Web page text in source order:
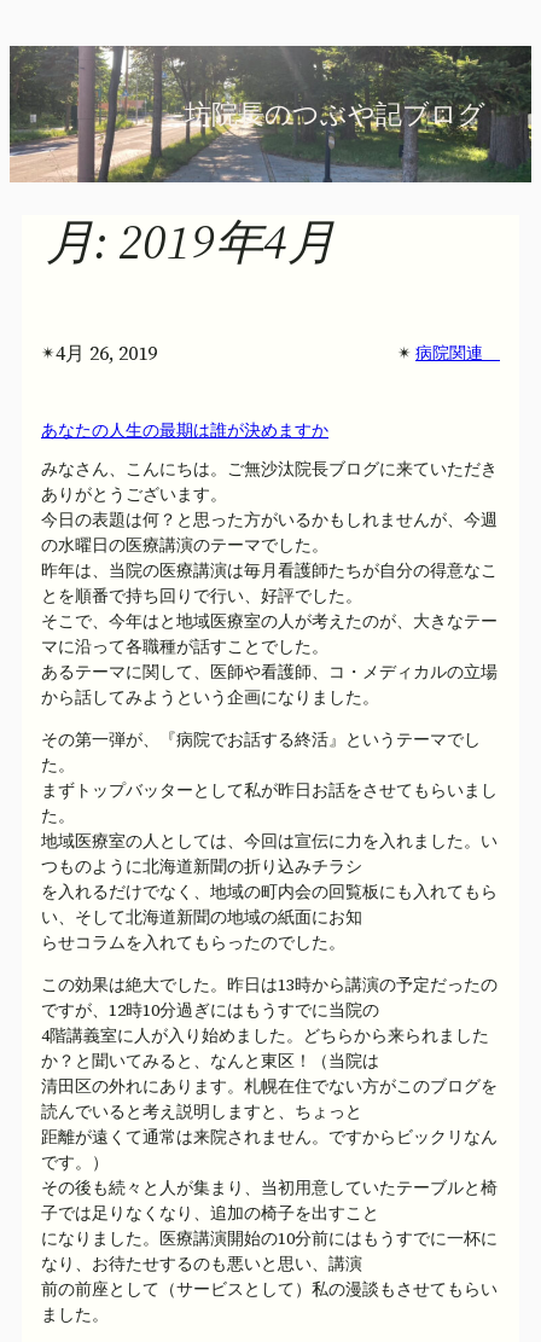
容
を
ス
キ
ッ
坊院長のつぶや記ブログ
月: 2019年4月
✴︎4月 26, 2019 ✴︎ 病院関連
あなたの人生の最期は誰が決めますか
みなさん、こんにちは。ご無沙汰院長ブログに来ていただき
ありがとうございます。
今日の表題は何？と思った方がいるかもしれませんが、今週
の水曜日の医療講演のテーマでした。
昨年は、当院の医療講演は毎月看護師たちが自分の得意なこ
とを順番で持ち回りで行い、好評でした。
そこで、今年はと地域医療室の人が考えたのが、大きなテー
マに沿って各職種が話すことでした。
あるテーマに関して、医師や看護師、コ・メディカルの立場
から話してみようという企画になりました。
その第一弾が、『病院でお話する終活』というテーマでし
た。
まずトップバッターとして私が昨日お話をさせてもらいまし
た。
地域医療室の人としては、今回は宣伝に力を入れました。い
つものように北海道新聞の折り込みチラシ
を入れるだけでなく、地域の町内会の回覧板にも入れてもら
い、そして北海道新聞の地域の紙面にお知
らせコラムを入れてもらったのでした。
この効果は絶大でした。昨日は13時から講演の予定だったの
ですが、12時10分過ぎにはもうすでに当院の
4階講義室に人が入り始めました。どちらから来られました
か？と聞いてみると、なんと東区！（当院は
清田区の外れにあります。札幌在住でない方がこのブログを
読んでいると考え説明しますと、ちょっと
距離が遠くて通常は来院されません。ですからビックリなん
です。）
その後も続々と人が集まり、当初用意していたテーブルと椅
子では足りなくなり、追加の椅子を出すこと
になりました。医療講演開始の10分前にはもうすでに一杯に
なり、お待たせするのも悪いと思い、講演
前の前座として（サービスとして）私の漫談もさせてもらい
ました。